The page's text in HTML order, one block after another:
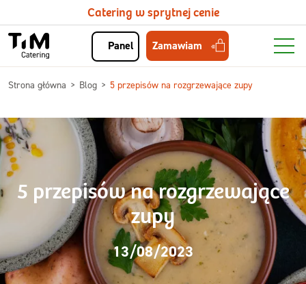
Catering w sprytnej cenie
Panel Zamawiam
Strona główna Blog 5 przepisów na rozgrzewające zupy
5 przepisów na rozgrzewające
zupy
13/08/2023